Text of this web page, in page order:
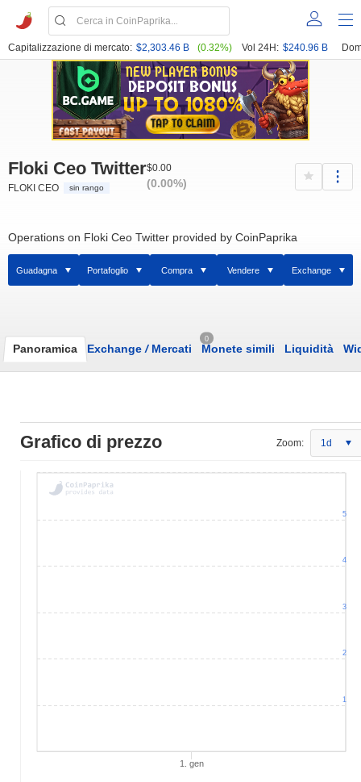
Capitalizzazione di mercato: $2,303.46 B (0.32%) Vol 24H: $240.96 B
Floki Ceo Twitter
FLOKI CEO sin rango
$0.00
(0.00%)
Operations on Floki Ceo Twitter provided by CoinPaprika
Guadagna Portafoglio Compra Vendere Exchange
Panoramica Exchange /Mercati
0
Monete simili Liquidità
Grafico di prezzo Zoom: 1d
1. gen
1
2
3
4
5